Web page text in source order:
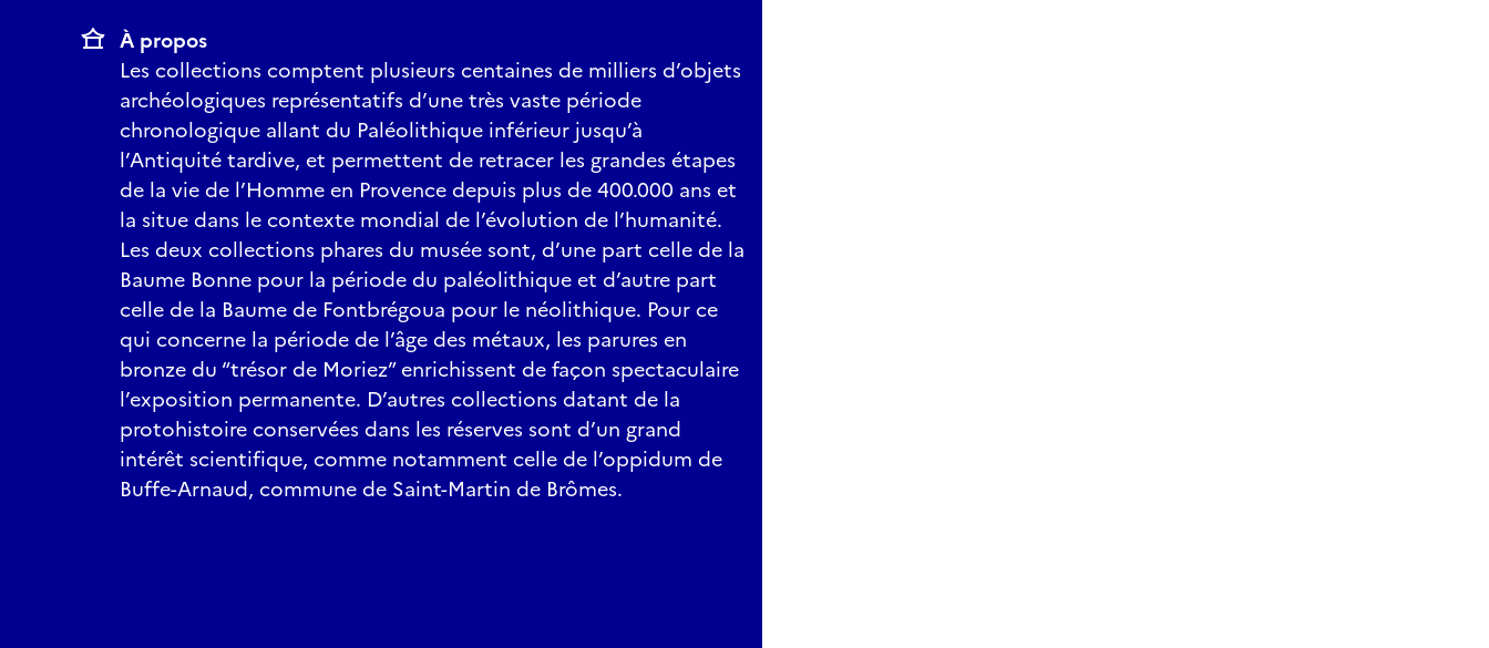
À propos
Les collections comptent plusieurs centaines de milliers d’objets
archéologiques représentatifs d’une très vaste période
chronologique allant du Paléolithique inférieur jusqu’à
l’Antiquité tardive, et permettent de retracer les grandes étapes
de la vie de l’Homme en Provence depuis plus de 400.000 ans et
la situe dans le contexte mondial de l’évolution de l’humanité.
Les deux collections phares du musée sont, d’une part celle de la
Baume Bonne pour la période du paléolithique et d’autre part
celle de la Baume de Fontbrégoua pour le néolithique. Pour ce
qui concerne la période de l’âge des métaux, les parures en
bronze du “trésor de Moriez” enrichissent de façon spectaculaire
l’exposition permanente. D’autres collections datant de la
protohistoire conservées dans les réserves sont d’un grand
intérêt scientifique, comme notamment celle de l’oppidum de
Buffe-Arnaud, commune de Saint-Martin de Brômes.